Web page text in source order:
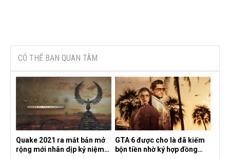
CÓ THỂ BẠN QUAN TÂM
Quake 2021 ra mắt bản mở
rộng mới nhân dịp kỷ niệm
GTA 6 được cho là đã kiếm
bộn tiền nhờ ký hợp đồng